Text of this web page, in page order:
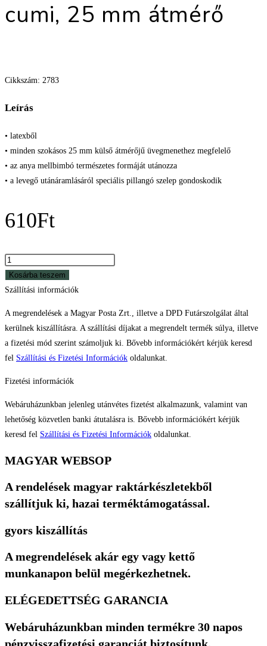
cumi, 25 mm átmérő
Cikkszám: 2783
Leírás
• latexből
• minden szokásos 25 mm külső átmérőjű üvegmenethez megfelelő
• az anya mellbimbó természetes formáját utánozza
• a levegő utánáramlásáról speciális pillangó szelep gondoskodik
610Ft
Pet
palckra
csavarható
mennyiség
Kosárba teszem
Szállítási információk
A megrendelések a Magyar Posta Zrt., illetve a DPD Futárszolgálat által
kerülnek kiszállításra. A szállítási díjakat a megrendelt termék súlya, illetve
a fizetési mód szerint számoljuk ki. Bővebb információkért kérjük keresd
fel Szállítási és Fizetési Információk oldalunkat.
Fizetési információk
Webáruházunkban jelenleg utánvétes fizetést alkalmazunk, valamint van
lehetőség közvetlen banki átutalásra is. Bővebb információkért kérjük
keresd fel Szállítási és Fizetési Információk oldalunkat.
MAGYAR WEBSOP
A rendelések magyar raktárkészletekből
szállítjuk ki, hazai terméktámogatással.
gyors kiszállítás
A megrendelések akár egy vagy kettő
munkanapon belül megérkezhetnek.
ELÉGEDETTSÉG GARANCIA
Webáruházunkban minden termékre 30 napos
pénzvisszafizetési garanciát biztosítunk.